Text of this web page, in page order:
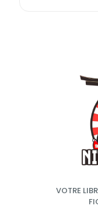
VOTRE